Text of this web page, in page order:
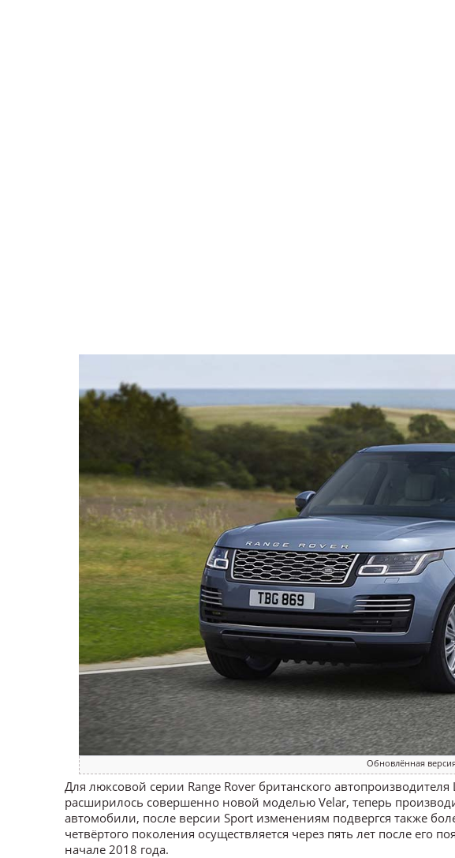
Обновлённая
Для люксовой серии Range Rover британского
расширилось совершенно новой моделью Velar, теперь
автомобили, после версии Sport изменениям подвергся также
четвёртого поколения осуществляется через пять лет после его
начале 2018 года.